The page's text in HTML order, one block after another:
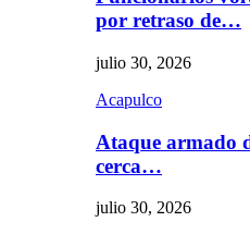
por retraso de…
julio 30, 2026
Acapulco
Ataque armado
cerca…
julio 30, 2026